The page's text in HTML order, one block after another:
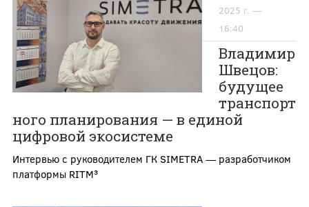
2025 г. —
16:40
Владимир
Швецов:
будущее
транспорт
ного планирования — в единой
цифровой экосистеме
Интервью с руководителем ГК SIMETRA — разработчиком
платформы RITM³